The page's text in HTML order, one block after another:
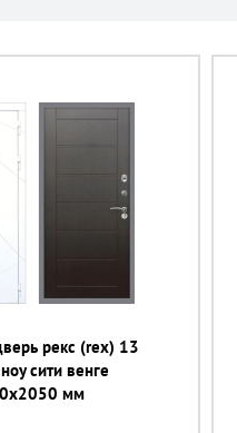
рекс (rex) 13
сити венге
мм